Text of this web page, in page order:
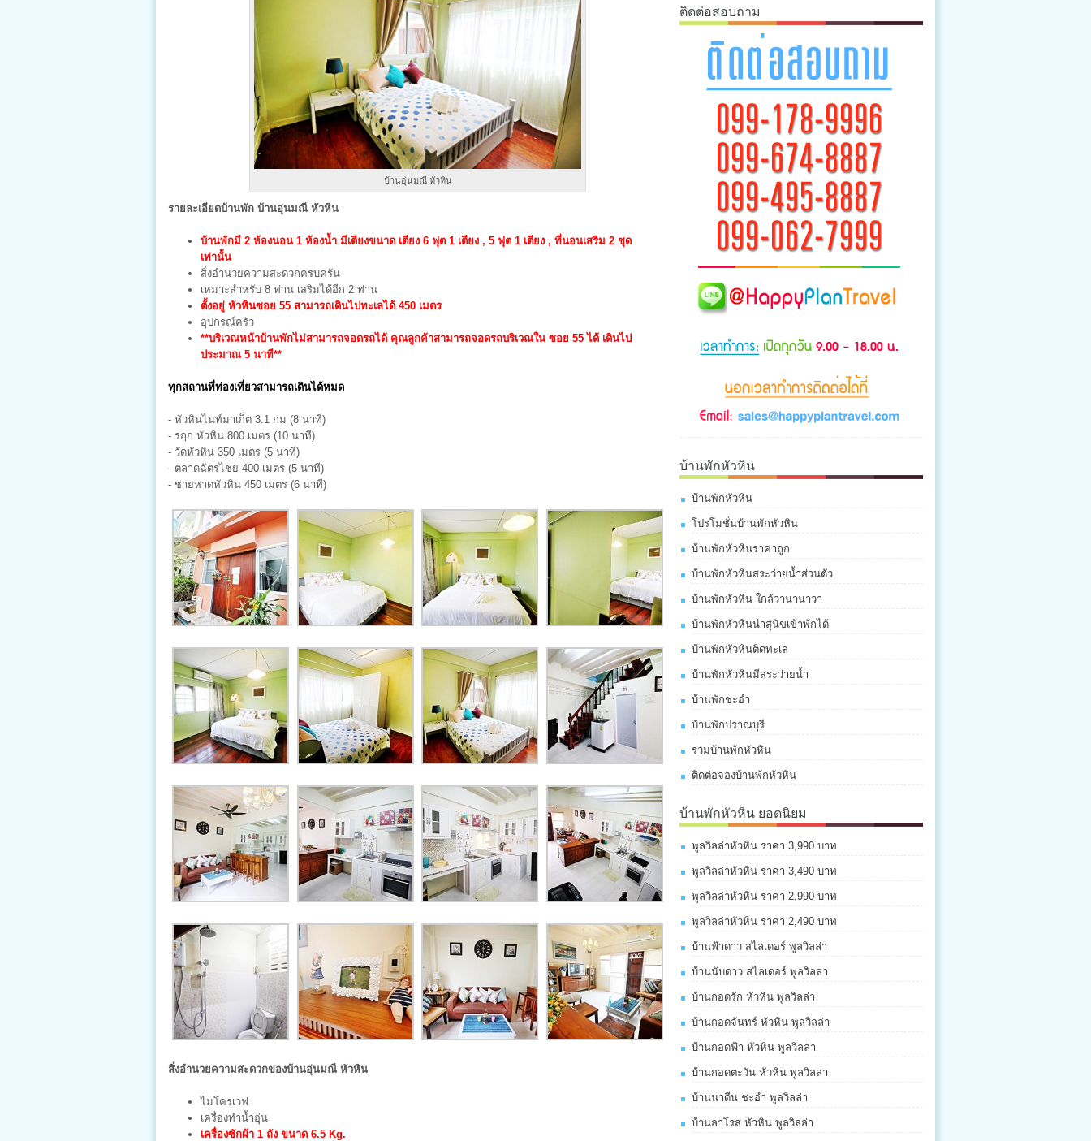
บ้านอุ่นมณี หัวหิน
รายละเอียดบ้านพัก บ้านอุ่นมณี หัวหิน
บ้านพักมี 2 ห้องนอน 1 ห้องน้ำ มีเตียงขนาด เตียง 6 ฟุต 1 เตียง , 5 ฟุต 1 เตียง , ที่นอนเสริม 2 ชุด
เท่านั้น
สิ่งอำนวยความสะดวกครบครัน
เหมาะสำหรับ 8 ท่าน เสริมได้อีก 2 ท่าน
ตั้งอยู่ หัวหินซอย 55 สามารถเดินไปทะเลได้ 450 เมตร
อุปกรณ์ครัว
**บริเวณหน้าบ้านพักไม่สามารถจอดรถได้ คุณลูกค้าสามารถจอดรถบริเวณใน ซอย 55 ได้ เดินไป
ประมาณ 5 นาที**
ทุกสถานที่ท่องเที่ยวสามารถเดินได้หมด
- หัวหินไนท์มาเก็ต 3.1 กม (8 นาที)
- รฤก หัวหิน 800 เมตร (10 นาที)
- วัดหัวหิน 350 เมตร (5 นาที)
- ตลาดฉัตรไชย 400 เมตร (5 นาที)
- ชายหาดหัวหิน 450 เมตร (6 นาที)
สิ่งอำนวยความสะดวกของบ้านอุ่นมณี หัวหิน
ไมโครเวฟ
เครื่องทำน้ำอุ่น
เครื่องซักผ้า 1 ถัง ขนาด 6.5 Kg.
ติดต่อสอบถาม
บ้านพักหัวหิน
บ้านพักหัวหิน
โปรโมชั่นบ้านพักหัวหิน
บ้านพักหัวหินราคาถูก
บ้านพักหัวหินสระว่ายน้ำส่วนตัว
บ้านพักหัวหิน ใกล้วานานาวา
บ้านพักหัวหินนำสุนัขเข้าพักได้
บ้านพักหัวหินติดทะเล
บ้านพักหัวหินมีสระว่ายน้ำ
บ้านพักชะอำ
บ้านพักปราณบุรี
รวมบ้านพักหัวหิน
ติดต่อจองบ้านพักหัวหิน
บ้านพักหัวหิน ยอดนิยม
พูลวิลล่าหัวหิน ราคา 3,990 บาท
พูลวิลล่าหัวหิน ราคา 3,490 บาท
พูลวิลล่าหัวหิน ราคา 2,990 บาท
พูลวิลล่าหัวหิน ราคา 2,490 บาท
บ้านฟ้าดาว สไลเดอร์ พูลวิลล่า
บ้านนับดาว สไลเดอร์ พูลวิลล่า
บ้านกอดรัก หัวหิน พูลวิลล่า
บ้านกอดจันทร์ หัวหิน พูลวิลล่า
บ้านกอดฟ้า หัวหิน พูลวิลล่า
บ้านกอดตะวัน หัวหิน พูลวิลล่า
บ้านนาดีน ชะอำ พูลวิลล่า
บ้านลาโรส หัวหิน พูลวิลล่า